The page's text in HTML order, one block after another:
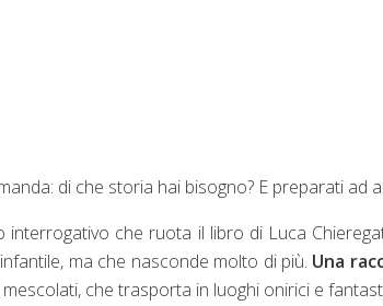
di che storia hai bisogno? E preparati ad
interrogativo che ruota il libro di Luca
ma che nasconde molto di più. Una
che trasporta in luoghi onirici e